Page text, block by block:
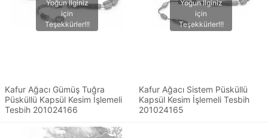
Kafur Ağacı Gümüş Tuğra
Püsküllü Kapsül Kesim İşlemeli
Tesbih 201024166
Kafur Ağacı Sistem Püsküllü
Kapsül Kesim İşlemeli Tesbih
201024165